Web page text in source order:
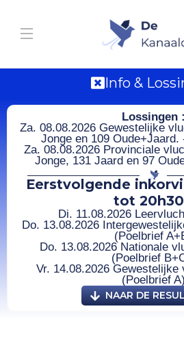
Info &
Lossingen :
Za. 08.08.2026 Gewestelijke
Jonge en 109 Oude+Jaard.
Za. 08.08.2026 Provinciale
Jonge, 131 Jaard en 97
Eerstvolgende
tot
Di. 11.08.2026
Do. 13.08.2026
(Poelbrief
Do. 13.08.2026 Nationale
(Poelbrief
Vr. 14.08.2026
(Poelbrief A)
NAAR DE